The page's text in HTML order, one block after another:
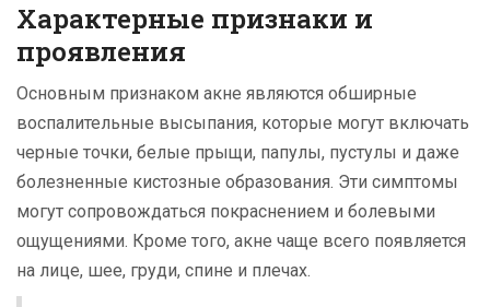
Характерные признаки и
проявления
Основным признаком акне являются обширные
воспалительные высыпания, которые могут включать
черные точки, белые прыщи, папулы, пустулы и даже
болезненные кистозные образования. Эти симптомы
могут сопровождаться покраснением и болевыми
ощущениями. Кроме того, акне чаще всего появляется
на лице, шее, груди, спине и плечах.